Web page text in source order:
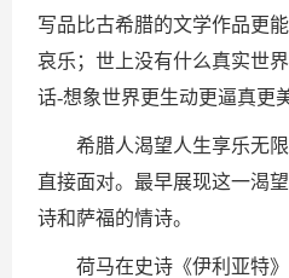
写品比古希腊的文学作品更
哀乐；世上没有什么真实世
话-想象世界更生动更逼真
希腊人渴望人生享乐无
直接面对。最早展现这一渴
诗和萨福的情诗。
荷马在史诗《伊利亚特》